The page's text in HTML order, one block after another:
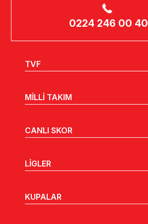
0224 246 00 40
TVF
MİLLİ TAKIM
CANLI SKOR
LİGLER
KUPALAR